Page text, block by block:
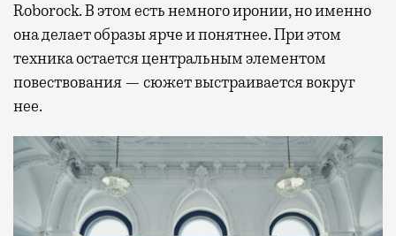
Roborock. В этом есть немного иронии, но именно
она делает образы ярче и понятнее. При этом
техника остается центральным элементом
повествования — сюжет выстраивается вокруг
нее.